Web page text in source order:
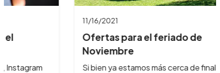
Ofertas para el feriado de
Si bien ya estamos más cerca de finalizar el